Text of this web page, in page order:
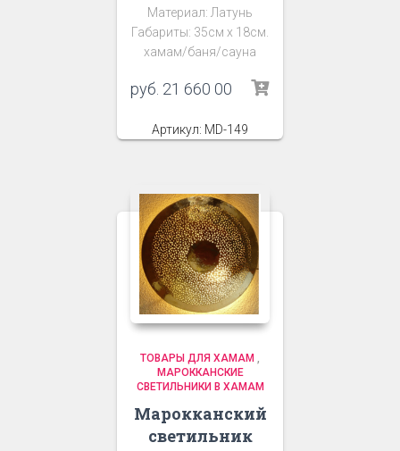
Материал: Латунь
Габариты: 35см х 18см.
хамам/баня/сауна
руб. 21 660 00
Артикул: MD-149
ТОВАРЫ ДЛЯ ХАМАМ
МАРОККАНСКИЕ
СВЕТИЛЬНИКИ В ХАМАМ
Марокканский
светильник